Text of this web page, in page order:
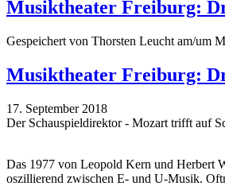
Musiktheater Freiburg:
Gespeichert von Thorsten Leucht am/um
Musiktheater Freiburg:
17. September 2018
Der Schauspieldirektor - Mozart trifft auf
Das 1977 von Leopold Kern und Herbert
oszillierend zwischen E- und U-Musik.